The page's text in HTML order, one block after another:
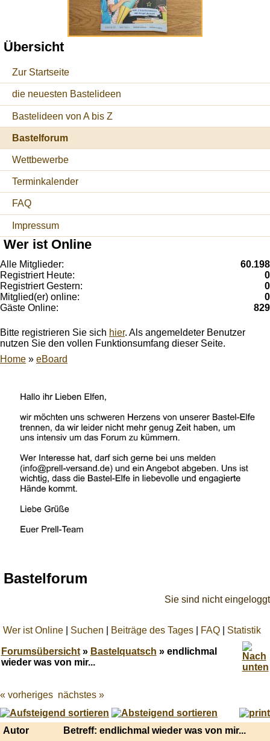
Übersicht
Zur Startseite
die neuesten Bastelideen
Bastelideen von A bis Z
Bastelforum
Wettbewerbe
Terminkalender
FAQ
Impressum
Wer ist Online
Alle Mitglieder:
60.198
Registriert Heute:
0
Registriert Gestern:
0
Mitglied(er) online:
0
Gäste Online:
829
Bitte registrieren Sie sich hier. Als angemeldeter Benutzer
nutzen Sie den vollen Funktionsumfang dieser Seite.
Home » eBoard
Bastelforum
Sie sind nicht eingeloggt
Wer ist Online Suchen Beiträge des Tages FAQ Statistik
Forumsübersicht» Bastelquatsch » endlichmal
wieder was von mir...
Best
online
live
casino
« vorheriges nächstes »
Autor
Betreff: endlichmal wieder was von mir...